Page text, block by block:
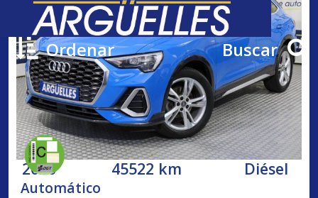
Ordenar Buscar
2020 45522 km Diésel
Automático